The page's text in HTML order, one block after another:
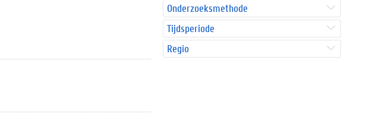
Onderzoeksmethode
Tijdsperiode
Regio